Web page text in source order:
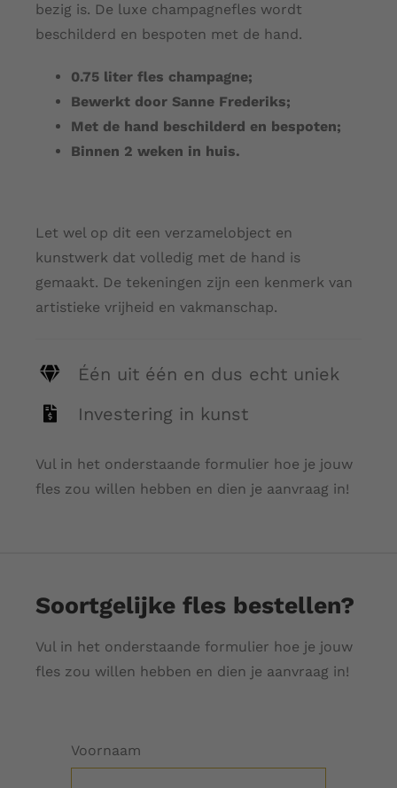
bezig is. De luxe champagnefles wordt
beschilderd en bespoten met de hand.
0.75 liter fles champagne;
Bewerkt door Sanne Frederiks;
Met de hand beschilderd en bespoten;
Binnen 2 weken in huis.
Let wel op dit een verzamelobject en
kunstwerk dat volledig met de hand is
gemaakt. De tekeningen zijn een kenmerk van
artistieke vrijheid en vakmanschap.
Één uit één en dus echt uniek
Investering in kunst
Vul in het onderstaande formulier hoe je jouw
fles zou willen hebben en dien je aanvraag in!
Soortgelijke fles bestellen?
Vul in het onderstaande formulier hoe je jouw
fles zou willen hebben en dien je aanvraag in!
Voornaam